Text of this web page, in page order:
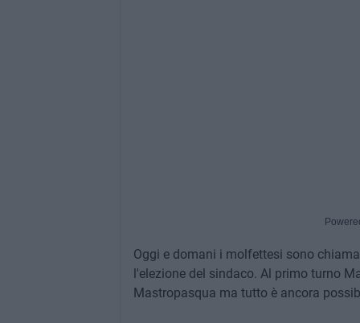
Oggi e domani i molfettesi sono
l'elezione del sindaco. Al primo turno
Mastropasqua ma tutto è ancora